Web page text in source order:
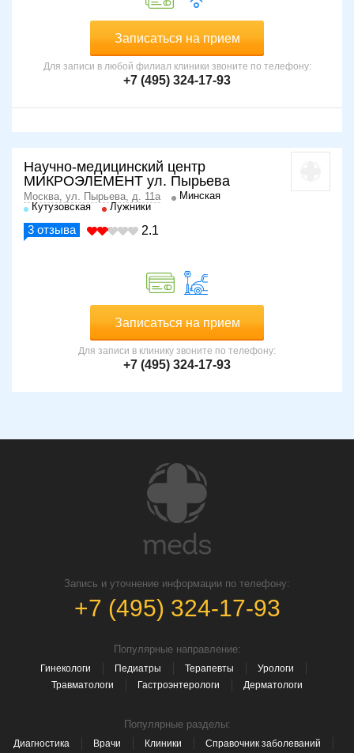
Записаться на прием
Для записи в любой филиал клиники звоните по телефону:
+7 (495) 324-17-93
Научно-медицинский центр
МИКРОЭЛЕМЕНТ ул. Пырьева
Москва, ул. Пырьева, д. 11а
Минская
Кутузовская
Лужники
3 отзыва 2.1
Записаться на прием
Для записи в клинику звоните по телефону:
+7 (495) 324-17-93
Запись и уточнение информации по телефону:
+7 (495) 324-17-93
Популярные направление:
Гинекологи Педиатры Терапевты
Урологи
Травматологи
Гастроэнтерологи Дерматологи
Популярные разделы:
Диагностика Врачи Клиники Справочник заболеваний